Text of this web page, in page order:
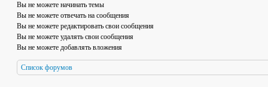
Вы не можете начинать темы
Вы не можете отвечать на сообщения
Вы не можете редактировать свои сообщения
Вы не можете удалять свои сообщения
Вы не можете добавлять вложения
Список форумов